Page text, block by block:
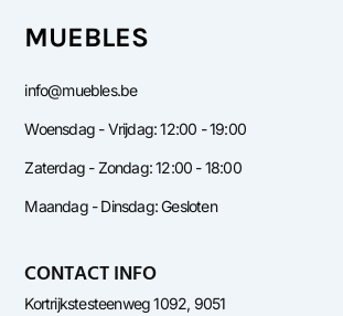
MUEBLES
info@muebles.be
Woensdag - Vrijdag: 12:00 - 19:00
Zaterdag - Zondag: 12:00 - 18:00
Maandag - Dinsdag: Gesloten
CONTACT INFO
Kortrijkstesteenweg 1092, 9051